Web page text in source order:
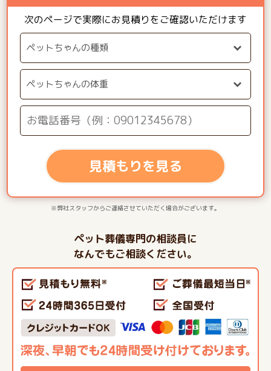
次のページで実際にお見積りをご確認いただけます
見積もりを見る
※弊社スタッフからご連絡させていただく場合がございます。
ペット葬儀専門の相談員に
なんでもご相談ください。